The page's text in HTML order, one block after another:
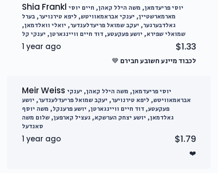
Shia Frankl יוסי פריעדמאן, משה הילל קאהן, חיים יוסי
מארמארשטיין, יענקי אבראמאוויטש, ליפא טירנויער, בערל
גאלדבערגער, יעקב שמואל פריעדלענדער, יואלי וואלדמאן,
שמואלי שפירא, יושע פעקעטע, דוד חיים וויינגארטן, יענקי קל
1 year ago $1.33
לכבוד מיינע חשובע חבירם 💙
Meir Weiss יוסי פריעדמאן, משה הילל קאהן, יענקי
אבראמאוויטש, ליפא טירנויער, יעקב שמואל פריעדלענדער, יושע
פעקעטע, דוד חיים וויינגארטן, יושע פרענקל, משה יוסף
גאלדמאן, יושע יצחק הערשקא, געציל קארפען, שלום משה
סאנדעל
1 year ago $1.79
❤️